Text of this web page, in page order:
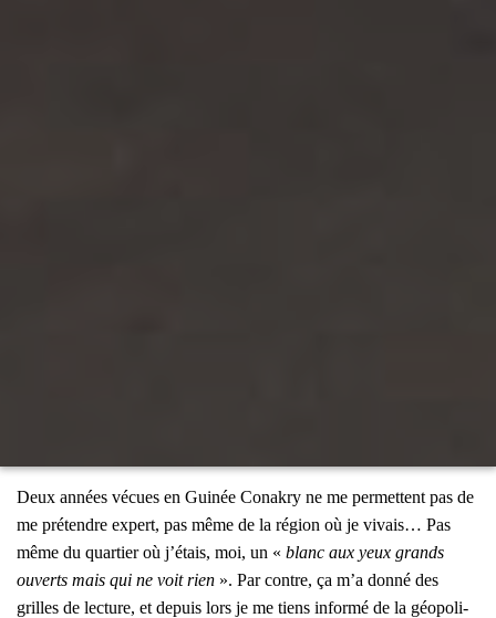
Deux années vécues en Gui­née Cona­kry ne me per­mettent pas de
me pré­tendre expert, pas même de la région où je vivais… Pas
même du quar­tier où j’étais, moi, un « blanc aux yeux grands
ouverts mais qui ne voit rien ». Par contre, ça m’a don­né des
grilles de lec­ture, et depuis lors je me tiens infor­mé de la géo­po­li­